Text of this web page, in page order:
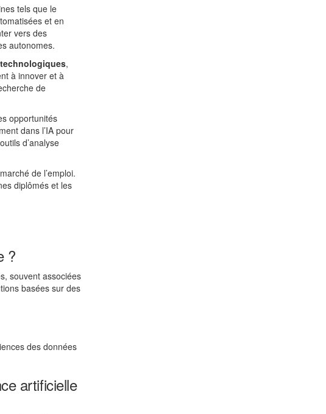
tels que le
et en
vers des
autonomes.
,
à innover et à
de
opportunités
dans l’IA pour
d’analyse
de l’emploi.
diplômés et les
?
souvent associées
basées sur des
des données
artificielle